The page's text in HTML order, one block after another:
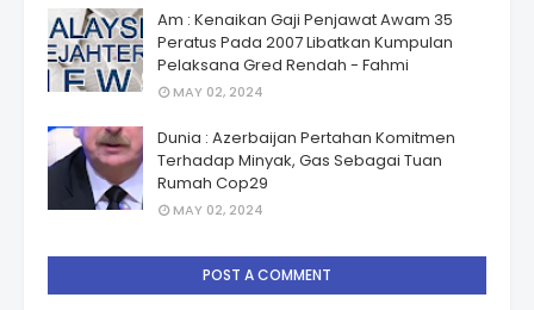
Am : Kenaikan Gaji Penjawat Awam 35
Peratus Pada 2007 Libatkan Kumpulan
Pelaksana Gred Rendah - Fahmi
MAY 02, 2024
Dunia : Azerbaijan Pertahan Komitmen
Terhadap Minyak, Gas Sebagai Tuan
Rumah Cop29
MAY 02, 2024
POST A COMMENT